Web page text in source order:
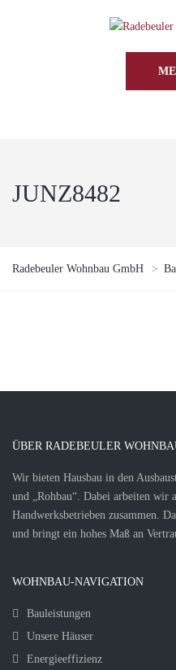
JUNZ8482
Radebeuler Wohnbau GmbH >
ÜBER RADEBEULER
Wir bieten Hausbau in den
und „Rohbau“. Dabei arbeiten wir
Handwerksbetrieben zusammen.
und bringt ein hohes Maß an
WOHNBAU-NAVIGATION
Bauleistungen
Unsere Häuser
Energieeffizienz